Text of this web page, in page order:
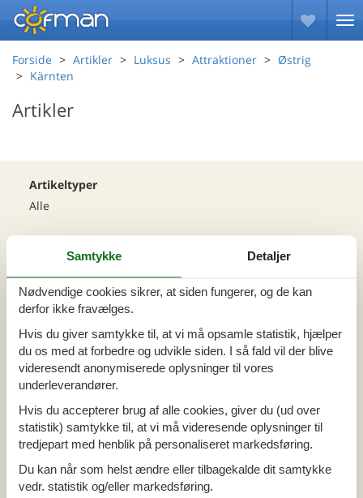
Forside Artikler Luksus Attraktioner
Østrig
Kärnten
Artikler
Artikeltyper
Alle
Område
Alle
Østrig
Kärnten
Tema
Alle
Luksus
Kategori
Alle
Attraktioner
Samtykke Detaljer
Nødvendige cookies sikrer, at siden fungerer, og de kan
derfor ikke fravælges.
Hvis du giver samtykke til, at vi må opsamle statistik, hjælper
du os med at forbedre og udvikle siden. I så fald vil der blive
videresendt anonymiserede oplysninger til vores
underleverandører.
Hvis du accepterer brug af alle cookies, giver du (ud over
statistik) samtykke til, at vi må videresende oplysninger til
tredjepart med henblik på personaliseret markedsføring.
Du kan når som helst ændre eller tilbagekalde dit samtykke
vedr. statistik og/eller markedsføring.